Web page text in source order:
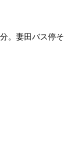
。妻田バス停そ